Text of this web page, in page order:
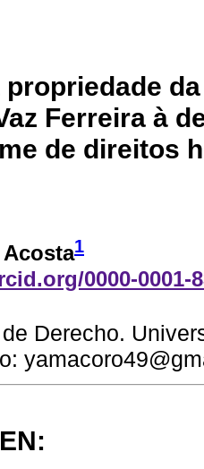
propriedade
Ferreira à
de direitos
1
0000-0001-
Derecho.